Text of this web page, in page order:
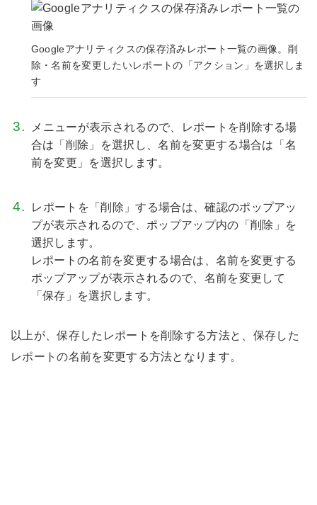
Googleアナリティクスの保存済みレポート一覧の画像。削
除・名前を変更したいレポートの「アクション」を選択しま
す
メニューが表示されるので、レポートを削除する場
合は「削除」を選択し、名前を変更する場合は「名
前を変更」を選択します。
レポートを「削除」する場合は、確認のポップアッ
プが表示されるので、ポップアップ内の「削除」を
選択します。
レポートの名前を変更する場合は、名前を変更する
ポップアップが表示されるので、名前を変更して
「保存」を選択します。
以上が、保存したレポートを削除する方法と、保存した
レポートの名前を変更する方法となります。